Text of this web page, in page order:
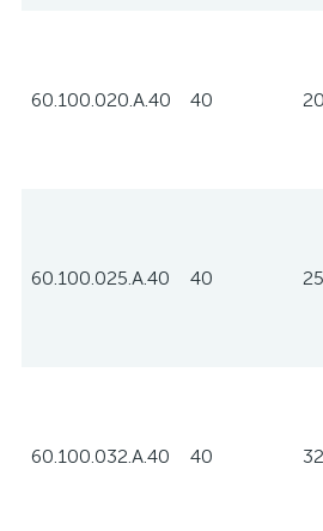
60.100.020.А.40 40 20
60.100.025.А.40 40 25
60.100.032.А.40 40 32